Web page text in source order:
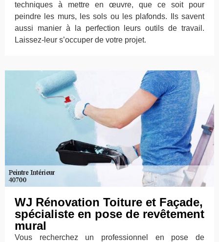
techniques à mettre en œuvre, que ce soit pour
peindre les murs, les sols ou les plafonds. Ils savent
aussi manier à la perfection leurs outils de travail.
Laissez-leur s’occuper de votre projet.
WJ Rénovation Toiture et Façade,
spécialiste en pose de revêtement
mural
Vous recherchez un professionnel en pose de